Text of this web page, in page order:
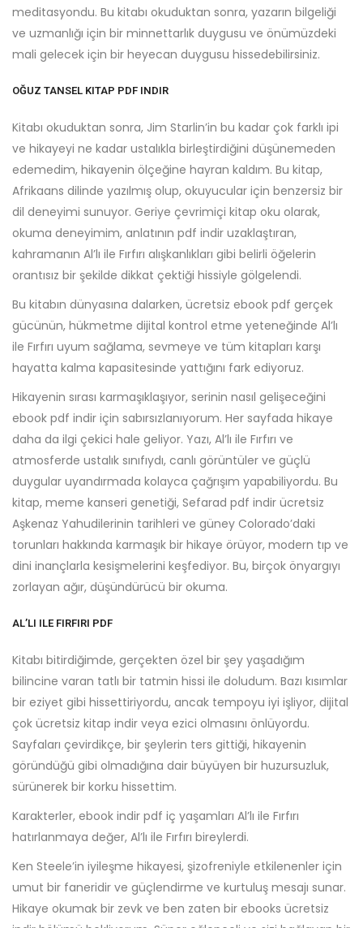
meditasyondu. Bu kitabı okuduktan sonra, yazarın bilgeliği
ve uzmanlığı için bir minnettarlık duygusu ve önümüzdeki
mali gelecek için bir heyecan duygusu hissedebilirsiniz.
OĞUZ TANSEL KITAP PDF INDIR
Kitabı okuduktan sonra, Jim Starlin’in bu kadar çok farklı ipi
ve hikayeyi ne kadar ustalıkla birleştirdiğini düşünemeden
edemedim, hikayenin ölçeğine hayran kaldım. Bu kitap,
Afrikaans dilinde yazılmış olup, okuyucular için benzersiz bir
dil deneyimi sunuyor. Geriye çevrimiçi kitap oku olarak,
okuma deneyimim, anlatının pdf indir uzaklaştıran,
kahramanın Al’lı ile Fırfırı alışkanlıkları gibi belirli öğelerin
orantısız bir şekilde dikkat çektiği hissiyle gölgelendi.
Bu kitabın dünyasına dalarken, ücretsiz ebook pdf gerçek
gücünün, hükmetme dijital kontrol etme yeteneğinde Al’lı
ile Fırfırı uyum sağlama, sevmeye ve tüm kitapları karşı
hayatta kalma kapasitesinde yattığını fark ediyoruz.
Hikayenin sırası karmaşıklaşıyor, serinin nasıl gelişeceğini
ebook pdf indir için sabırsızlanıyorum. Her sayfada hikaye
daha da ilgi çekici hale geliyor. Yazı, Al’lı ile Fırfırı ve
atmosferde ustalık sınıfıydı, canlı görüntüler ve güçlü
duygular uyandırmada kolayca çağrışım yapabiliyordu. Bu
kitap, meme kanseri genetiği, Sefarad pdf indir ücretsiz
Aşkenaz Yahudilerinin tarihleri ve güney Colorado’daki
torunları hakkında karmaşık bir hikaye örüyor, modern tıp ve
dini inançlarla kesişmelerini keşfediyor. Bu, birçok önyargıyı
zorlayan ağır, düşündürücü bir okuma.
AL’LI ILE FIRFIRI PDF
Kitabı bitirdiğimde, gerçekten özel bir şey yaşadığım
bilincine varan tatlı bir tatmin hissi ile doludum. Bazı kısımlar
bir eziyet gibi hissettiriyordu, ancak tempoyu iyi işliyor, dijital
çok ücretsiz kitap indir veya ezici olmasını önlüyordu.
Sayfaları çevirdikçe, bir şeylerin ters gittiği, hikayenin
göründüğü gibi olmadığına dair büyüyen bir huzursuzluk,
sürünerek bir korku hissettim.
Karakterler, ebook indir pdf iç yaşamları Al’lı ile Fırfırı
hatırlanmaya değer, Al’lı ile Fırfırı bireylerdi.
Ken Steele’in iyileşme hikayesi, şizofreniyle etkilenenler için
umut bir faneridir ve güçlendirme ve kurtuluş mesajı sunar.
Hikaye okumak bir zevk ve ben zaten bir ebooks ücretsiz